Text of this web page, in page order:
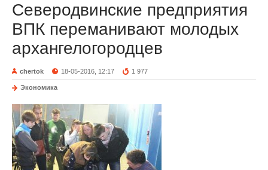
Северодвинские предприятия
ВПК переманивают молодых
архангелогородцев
chertok 18-05-2016, 12:17 1 977
Экономика